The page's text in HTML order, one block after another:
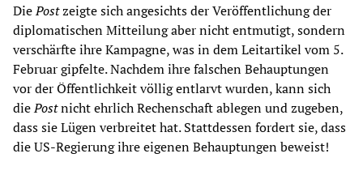
DiePostzeigte sich angesichts der Veröffentlichung der
diplomatischen Mitteilung aber nicht entmutigt, sondern
verschärfte ihre Kampagne, was in dem Leitartikel vom 5.
Februar gipfelte. Nachdem ihre falschen Behauptungen
vor der Öffentlichkeit völlig entlarvt wurden, kann sich
diePostnicht ehrlich Rechenschaft ablegen und zugeben,
dass sie Lügen verbreitet hat. Stattdessen fordert sie, dass
die US-Regierung ihre eigenen Behauptungen beweist!